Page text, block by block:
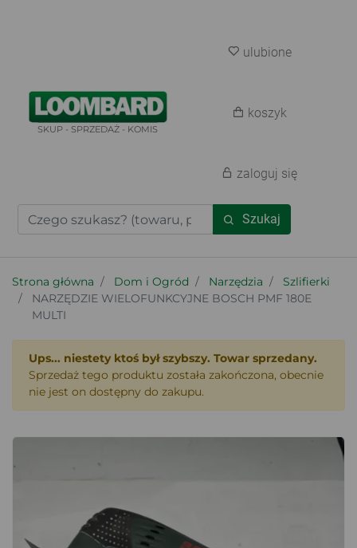
SKUP - SPRZEDAŻ - KOMIS
Szukaj
ulubione
koszyk
zaloguj się
Strona główna Dom i Ogród Narzędzia
Szlifierki
NARZĘDZIE WIELOFUNKCYJNE BOSCH PMF 180E
MULTI
Ups... niestety ktoś był szybszy. Towar sprzedany.
Sprzedaż tego produktu została zakończona, obecnie
nie jest on dostępny do zakupu.